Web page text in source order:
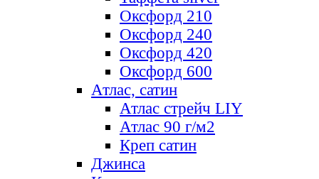
Оксфорд 210
Оксфорд 240
Оксфорд 420
Оксфорд 600
Атлас, сатин
Атлас стрейч LIY
Атлас 90 г/м2
Креп сатин
Джинса